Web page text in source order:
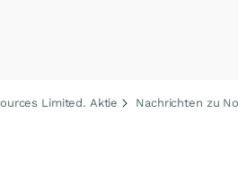
Limited. Aktie Nachrichten zu